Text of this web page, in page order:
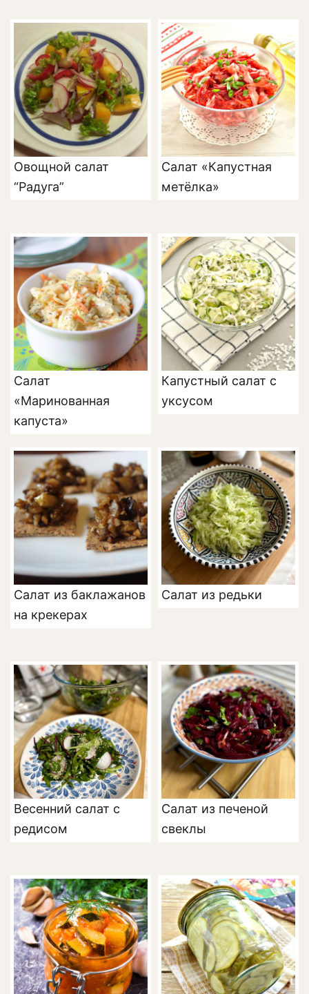
Овощной салат
“Радуга”
Салат «Капустная
метёлка»
Салат
«Маринованная
капуста»
Капустный салат с
уксусом
Салат из баклажанов
на крекерах
Салат из редьки
Весенний салат с
редисом
Салат из печеной
свеклы